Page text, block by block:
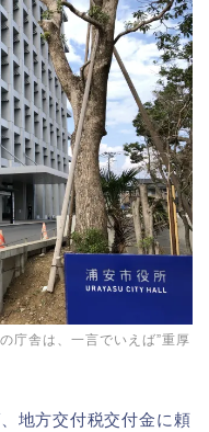
庁舎は、一言でいえば”重厚
地方交付税交付金に頼